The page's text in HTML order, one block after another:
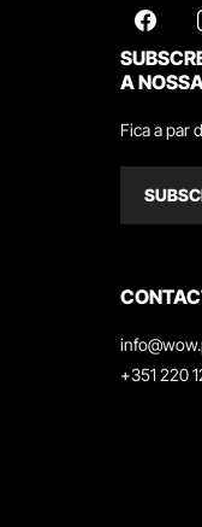
A
Fica a par
+351 220